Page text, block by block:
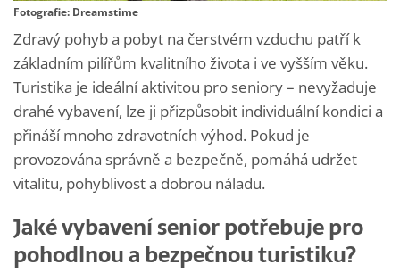
Fotografie: Dreamstime
Zdravý pohyb a pobyt na čerstvém vzduchu patří k
základním pilířům kvalitního života i ve vyšším věku.
Turistika je ideální aktivitou pro seniory – nevyžaduje
drahé vybavení, lze ji přizpůsobit individuální kondici a
přináší mnoho zdravotních výhod. Pokud je
provozována správně a bezpečně, pomáhá udržet
vitalitu, pohyblivost a dobrou náladu.
Jaké vybavení senior potřebuje pro
pohodlnou a bezpečnou turistiku?